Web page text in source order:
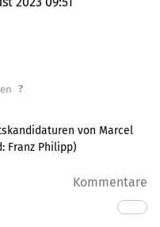
?
von Marcel
Franz Philipp)
Kommentare